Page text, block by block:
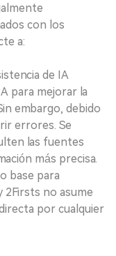
con los
a:
de IA
para mejorar la
embargo, debido
errores. Se
las fuentes
más precisa.
base para
2Firsts no asume
por cualquier